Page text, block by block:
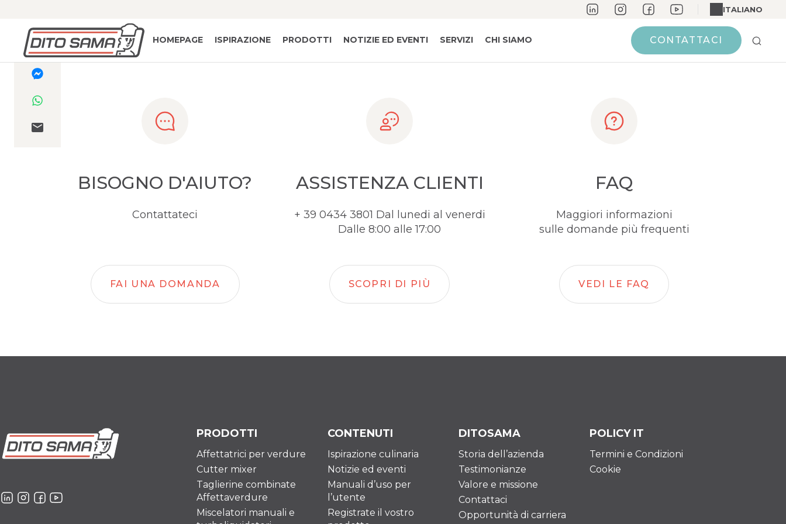
ITALIANO
HOMEPAGE ISPIRAZIONE PRODOTTI NOTIZIE ED EVENTI SERVIZI CHI SIAMO CONTATTACI
BISOGNO D'AIUTO?
Contattateci
FAI UNA DOMANDA
ASSISTENZA CLIENTI
+ 39 0434 3801 Dal lunedi al venerdi
Dalle 8:00 alle 17:00
SCOPRI DI PIÙ
FAQ
Maggiori informazioni
sulle domande più frequenti
VEDI LE FAQ
PRODOTTI
Affettatrici per verdure
Cutter mixer
Taglierine combinate
Affettaverdure
Miscelatori manuali e
CONTENUTI
Ispirazione culinaria
Notizie ed eventi
Manuali d’uso per
l’utente
Registrate il vostro
DITOSAMA
Storia dell’azienda
Testimonianze
Valore e missione
Contattaci
Opportunità di carriera
POLICY IT
Termini e Condizioni
Cookie